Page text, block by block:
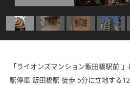
「ライオンズマンション飯田橋駅前
駅停車 飯田橋駅 徒歩 5分に立地する